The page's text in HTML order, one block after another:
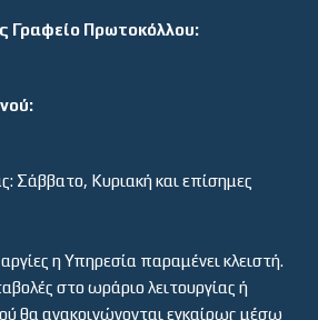
Γραφείο Πρωτοκόλλου:
Σάββατο, Κυριακή και επίσημες
η Υπηρεσία παραμένει κλειστή.
στο ωράριο λειτουργίας ή
θα ανακοινώνονται εγκαίρως μέσω